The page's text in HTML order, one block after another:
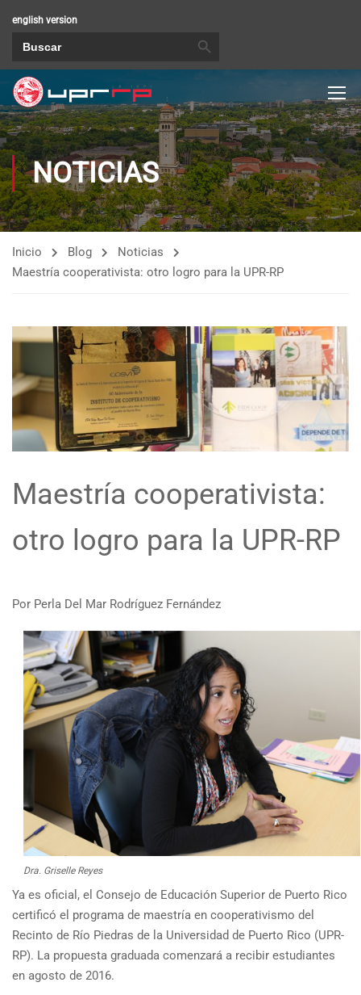
english version
NOTICIAS
Inicio Blog
Noticias
Maestría cooperativista: otro logro para la UPR-RP
Maestría cooperativista:
otro logro para la UPR-RP
Por Perla Del Mar Rodríguez Fernández
Dra. Griselle Reyes
Ya es oficial, el Consejo de Educación Superior de Puerto Rico
certificó el programa de maestría en cooperativismo del
Recinto de Río Piedras de la Universidad de Puerto Rico (UPR-
RP). La propuesta graduada comenzará a recibir estudiantes
en agosto de 2016.